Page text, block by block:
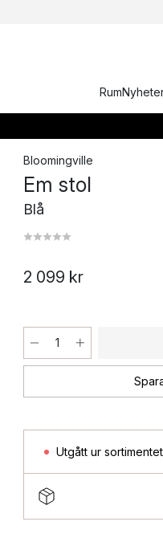
Rum
Bloomingville
Em stol
Blå
2 099 kr
Utgått ur sortimentet